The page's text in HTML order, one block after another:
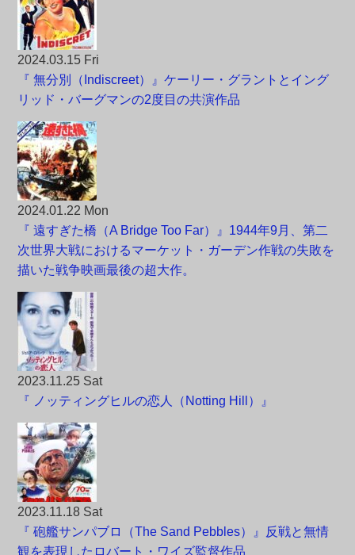
2024.03.15 Fri
『 無分別（Indiscreet）』ケーリー・グラントとイング
リッド・バーグマンの2度目の共演作品
2024.01.22 Mon
『 遠すぎた橋（A Bridge Too Far）』1944年9月、第二
次世界大戦におけるマーケット・ガーデン作戦の失敗を
描いた戦争映画最後の超大作。
2023.11.25 Sat
『 ノッティングヒルの恋人（Notting Hill）』
2023.11.18 Sat
『 砲艦サンパブロ（The Sand Pebbles）』反戦と無情
観を表現したロバート・ワイズ監督作品